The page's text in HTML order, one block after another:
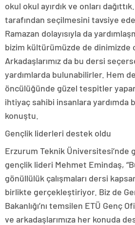
okul okul ayırdık ve onları
tarafından seçilmesini tavsiye
Ramazan dolayısıyla da
bizim kültürümüzde de dinimizde
Arkadaşlarımız da bu dersi
yardımlarda bulunabilirler. Hem
öncülüğünde güzel tespitler
ihtiyaç sahibi insanlara yardımda
konuştu.
Gençlik liderleri destek oldu
Erzurum Teknik Üniversitesi’nde
gençlik lideri Mehmet Emindaş,
gönüllülük çalışmaları dersi
birlikte gerçekleştiriyor. Biz de
Bakanlığı’nı temsilen ETÜ Genç
ve arkadaşlarımıza her konuda